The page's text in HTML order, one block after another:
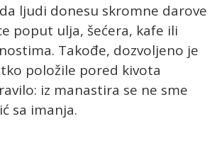
ljudi donesu skromne darove
poput ulja, šećera, kafe ili
Takođe, dozvoljeno je
položile pored kivota
iz manastira se ne sme
sa imanja.